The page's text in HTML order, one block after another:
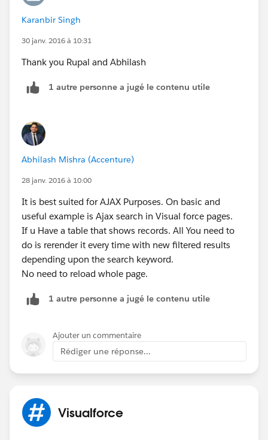
so that the user will see a notification that their
request is being handled.
Rerender is used to refresh a particular section of the
page section (in the Rerender attribute) that needs to
be refreshed.
http://www.cloudforce4u.com/2013/07/render-and-
http://gtr.net/visualforce-attributes-rendered-re-
render-and-renderas
Rupal Kumar.
http://www.mirketa.com
Karanbir Singh
30 janv. 2016 à 10:31
Thank you Rupal and Abhilash
1 autre personne a jugé le contenu utile
Abhilash Mishra (Accenture)
28 janv. 2016 à 10:00
It is best suited for AJAX Purposes. On basic and
useful example is Ajax search in Visual force pages.
If u Have a table that shows records. All You need to
do is rerender it every time with new filtered results
depending upon the search keyword.
No need to reload whole page.
1 autre personne a jugé le contenu utile
Ajouter un commentaire
Rédiger une réponse...
Visualforce